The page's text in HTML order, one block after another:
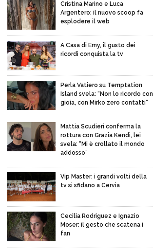
Cristina Marino e Luca
Argentero: il nuovo scoop fa
esplodere il web
A Casa di Emy, il gusto dei
ricordi conquista la tv
Perla Vatiero su Temptation
Island svela: “Non lo ricordo con
gioia, con Mirko zero contatti”
Mattia Scudieri conferma la
rottura con Grazia Kendi, lei
svela: “Mi è crollato il mondo
addosso”
Vip Master: i grandi volti della
tv si sfidano a Cervia
Cecilia Rodriguez e Ignazio
Moser: il gesto che scatena i
fan